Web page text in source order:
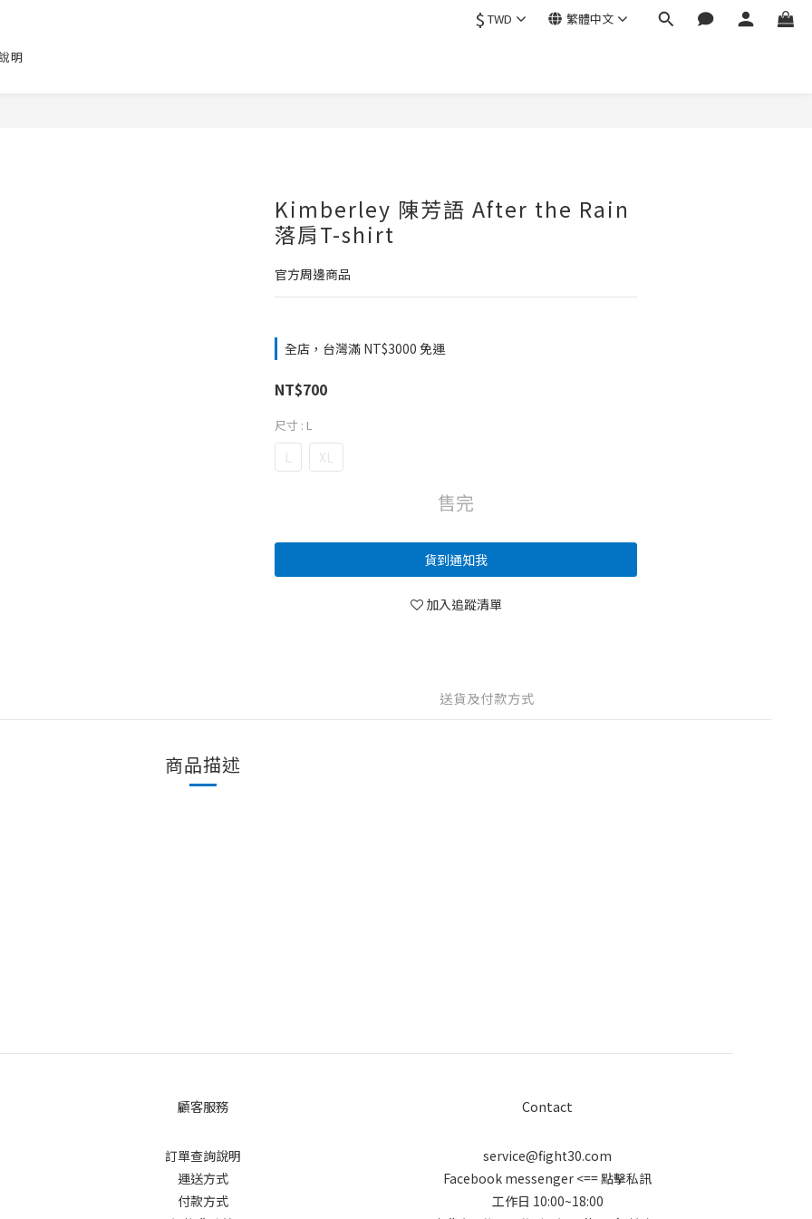
$ TWD 繁體中文
明
Kimberley 陳芳語 After the Rain
落肩T-shirt
官方周邊商品
全店，台灣滿 NT$3000 免運
NT$700
尺寸 : L
L XL
售完
貨到通知我
加入追蹤清單
送貨及付款方式
商品描述
顧客服務
訂單查詢說明
運送方式
付款方式
Contact
service@fight30.com
Facebook messenger <== 點擊私訊
工作日 10:00~18:00